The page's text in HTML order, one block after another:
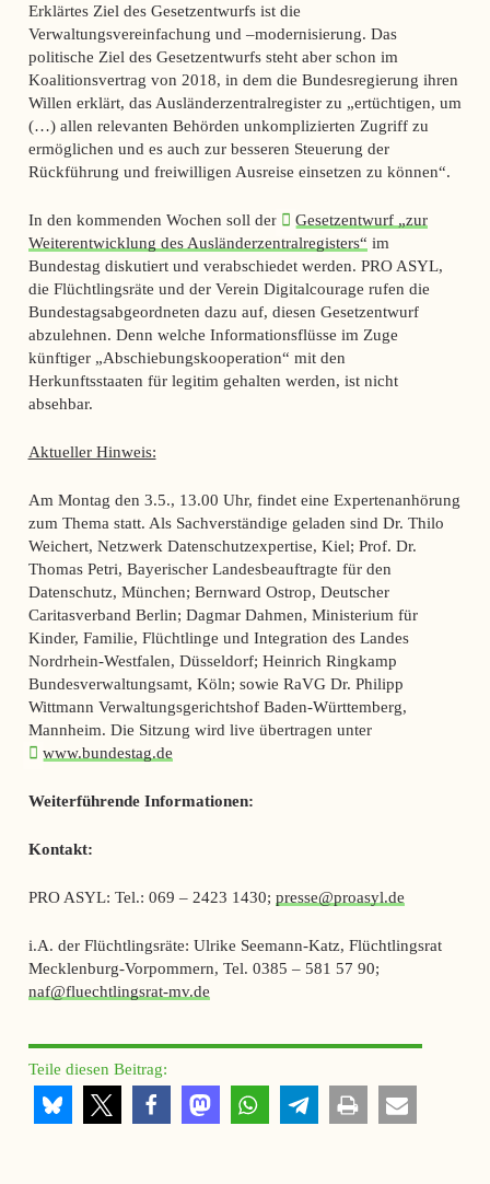
Erklärtes Ziel des Gesetzentwurfs ist die
Verwaltungsvereinfachung und –modernisierung. Das
politische Ziel des Gesetzentwurfs steht aber schon im
Koalitionsvertrag von 2018, in dem die Bundesregierung ihren
Willen erklärt, das Ausländerzentralregister zu „ertüchtigen, um
(…) allen relevanten Behörden unkomplizierten Zugriff zu
ermöglichen und es auch zur besseren Steuerung der
Rückführung und freiwilligen Ausreise einsetzen zu können“.
In den kommenden Wochen soll der
Gesetzentwurf „zur
Weiterentwicklung des Ausländerzentralregisters“ im
Bundestag diskutiert und verabschiedet werden. PRO ASYL,
die Flüchtlingsräte und der Verein Digitalcourage rufen die
Bundestagsabgeordneten dazu auf, diesen Gesetzentwurf
abzulehnen. Denn welche Informationsflüsse im Zuge
künftiger „Abschiebungskooperation“ mit den
Herkunftsstaaten für legitim gehalten werden, ist nicht
absehbar.
Aktueller Hinweis:
Am Montag den 3.5., 13.00 Uhr, findet eine Expertenanhörung
zum Thema statt. Als Sachverständige geladen sind Dr. Thilo
Weichert, Netzwerk Datenschutzexpertise, Kiel; Prof. Dr.
Thomas Petri, Bayerischer Landesbeauftragte für den
Datenschutz, München; Bernward Ostrop, Deutscher
Caritasverband Berlin; Dagmar Dahmen, Ministerium für
Kinder, Familie, Flüchtlinge und Integration des Landes
Nordrhein-Westfalen, Düsseldorf; Heinrich Ringkamp
Bundesverwaltungsamt, Köln; sowie RaVG Dr. Philipp
Wittmann Verwaltungsgerichtshof Baden-Württemberg,
Mannheim. Die Sitzung wird live übertragen unter
www.bundestag.de
Weiterführende Informationen:
Kontakt:
PRO ASYL: Tel.: 069 – 2423 1430; presse@proasyl.de
i.A. der Flüchtlingsräte: Ulrike Seemann-Katz, Flüchtlingsrat
Mecklenburg-Vorpommern, Tel. 0385 – 581 57 90;
naf@fluechtlingsrat-mv.de
Teile diesen Beitrag: